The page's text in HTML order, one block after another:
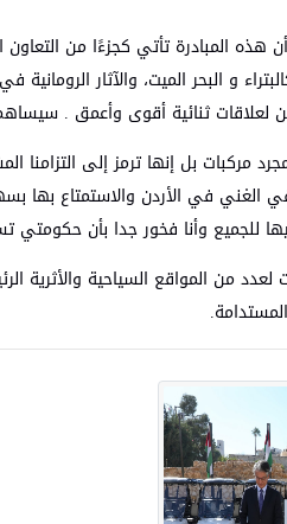
المبادرة تأتي كجزءًا من التعاون
و البحر الميت، والآثار
لعلاقات ثنائية أقوى وأعمق .
مركبات بل إنها ترمز إلى التزامنا
الغني في الأردن والاستمتاع بها
للجميع وأنا فخور جدا بأن
من المواقع السياحية والأثرية